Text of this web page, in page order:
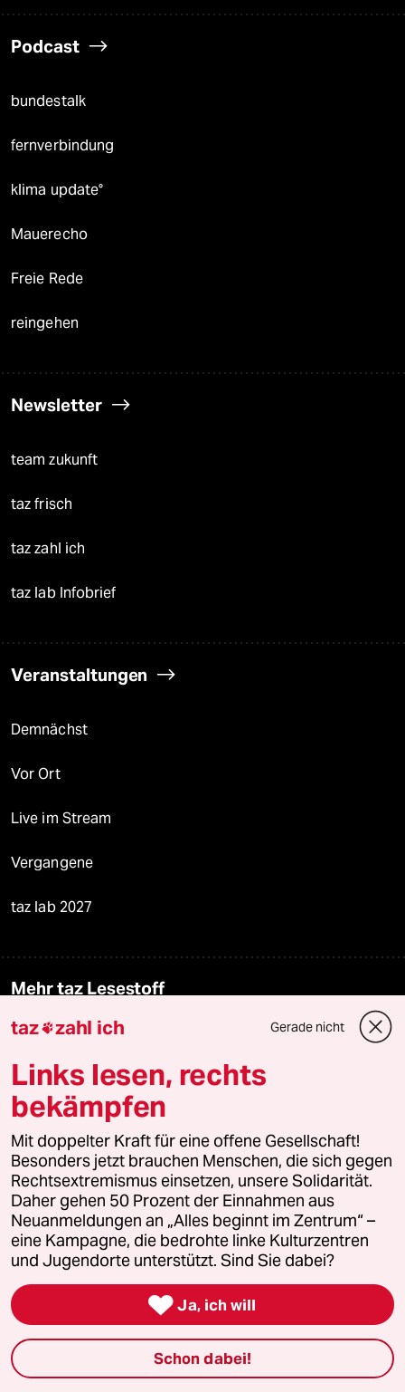
Podcast
bundestalk
fernverbindung
klima update°
Mauerecho
Freie Rede
reingehen
Newsletter
team zukunft
taz frisch
taz zahl ich
taz lab Infobrief
Veranstaltungen
Demnächst
Vor Ort
Live im Stream
Vergangene
taz lab 2027
Mehr taz Lesestoff
taz FUTURZWEI
Le Monde diplomatique
taz Archiv
Mehr taz Angebote
Reisen
Kantine
taz zahl ich Gerade nicht
Links lesen, rechts
bekämpfen
Mit doppelter Kraft für eine offene Gesellschaft!
Besonders jetzt brauchen Menschen, die sich gegen
Rechtsextremismus einsetzen, unsere Solidarität.
Daher gehen 50 Prozent der Einnahmen aus
Neuanmeldungen an „Alles beginnt im Zentrum“ –
eine Kampagne, die bedrohte linke Kulturzentren
und Jugendorte unterstützt. Sind Sie dabei?
 Ja, ich will
Schon dabei!